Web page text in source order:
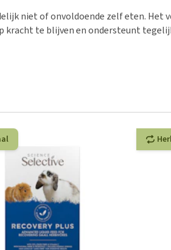
Ouderdom en
Help! Mijn hond plast
niet of onvoldoende zelf eten. Het
kracht te blijven en ondersteunt